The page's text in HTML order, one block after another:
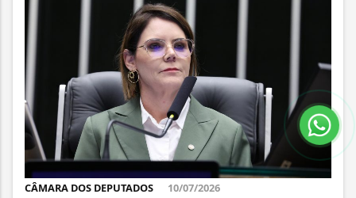
CÂMARA DOS DEPUTADOS 10/07/2026